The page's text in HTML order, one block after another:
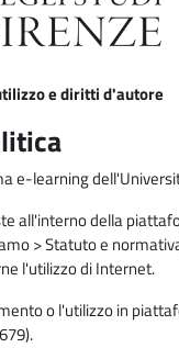
e diritti d'autore
e-learning
all'interno della
> Statuto e
l'utilizzo di Internet.
o l'utilizzo in